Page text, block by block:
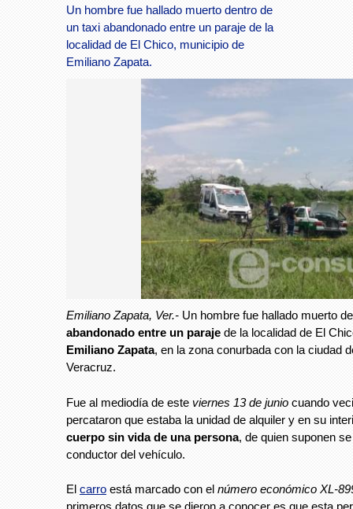
Un hombre fue hallado muerto dentro de
un taxi abandonado entre un paraje de la
localidad de El Chico, municipio de
Emiliano Zapata.
Emiliano Zapata, Ver.- Un hombre fue hallado muerto
abandonado entre un paraje de la localidad de El
Emiliano Zapata, en la zona conurbada con la ciudad
Veracruz.
Fue al mediodía de este viernes 13 de junio cuando
percataron que estaba la unidad de alquiler y en su
cuerpo sin vida de una persona, de quien suponen
conductor del vehículo.
El carro está marcado con el número económico XL-
primeros datos que se dieron a conocer es que esta